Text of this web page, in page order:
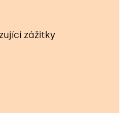
zážitky